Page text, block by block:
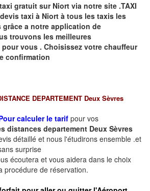
gratuit sur Niort via notre site .TAXI
taxi à Niort à tous les taxis les
a notre application de
trouvons les meilleures
vous . Choisissez votre chauffeur
confirmation
DEPARTEMENT Deux Sèvres
calculer le tarif pour vos
distances departement Deux Sèvres
détaillé et nous l'étudirons ensemble .et
surprise
écoutera et vous aidera dans le choix
procédure de réservation.